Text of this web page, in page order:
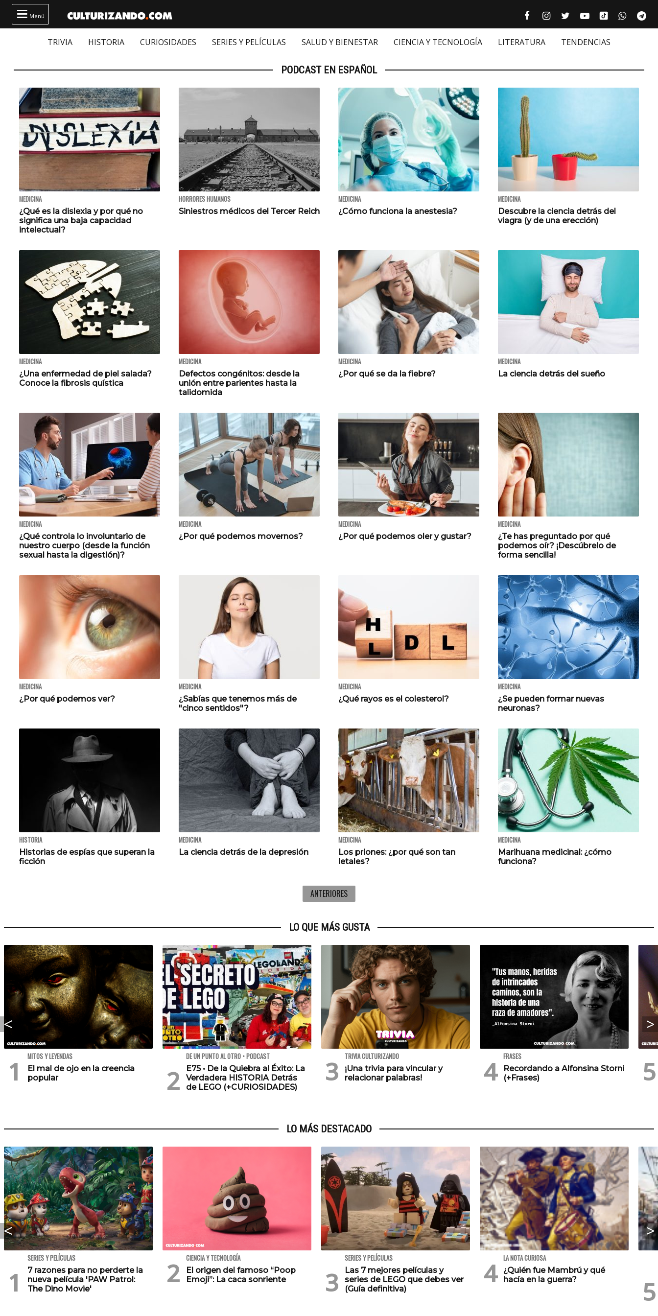
 Menú  Facebook culturizando.com |
 Instagram
 Twitter
 Youtube
Tiktok
 
TRIVIA HISTORIA CURIOSIDADES SERIES Y PELÍCULAS SALUD Y BIENESTAR CIENCIA Y TECNOLOGÍA LITERATURA TENDENCIAS
PODCAST EN ESPAÑOL
MEDICINA
¿Qué es la dislexia y por qué no
significa una baja capacidad
intelectual?
HORRORES HUMANOS
Siniestros médicos del Tercer Reich
MEDICINA
¿Cómo funciona la anestesia?
MEDICINA
Descubre la ciencia detrás del
viagra (y de una erección)
MEDICINA
¿Una enfermedad de piel salada?
Conoce la fibrosis quística
MEDICINA
Defectos congénitos: desde la
unión entre parientes hasta la
talidomida
MEDICINA
¿Por qué se da la fiebre?
MEDICINA
La ciencia detrás del sueño
MEDICINA
¿Qué controla lo involuntario de
nuestro cuerpo (desde la función
sexual hasta la digestión)?
MEDICINA
¿Por qué podemos movernos?
MEDICINA
¿Por qué podemos oler y gustar?
MEDICINA
¿Te has preguntado por qué
podemos oír? ¡Descúbrelo de
forma sencilla!
MEDICINA
¿Por qué podemos ver?
MEDICINA
¿Sabías que tenemos más de
"cinco sentidos"?
MEDICINA
¿Qué rayos es el colesterol?
MEDICINA
¿Se pueden formar nuevas
neuronas?
HISTORIA
Historias de espías que superan la
ficción
MEDICINA
La ciencia detrás de la depresión
MEDICINA
Los priones: ¿por qué son tan
letales?
MEDICINA
Marihuana medicinal: ¿cómo
funciona?
ANTERIORES
LO QUE MÁS GUSTA
MITOS Y LEYENDAS
El mal de ojo en la creencia
popular
DE UN PUNTO AL OTRO • PODCAST
E75 • De la Quiebra al Éxito: La
Verdadera HISTORIA Detrás
de LEGO (+CURIOSIDADES)
TRIVIA CULTURIZANDO
¡Una trivia para vincular y
relacionar palabras!
FRASES
Recordando a Alfonsina Storni
(+Frases)
LO MÁS DESTACADO
SERIES Y PELÍCULAS
7 razones para no perderte la
nueva película 'PAW Patrol:
The Dino Movie'
CIENCIA Y TECNOLOGÍA
El origen del famoso “Poop
Emoji”: La caca sonriente
SERIES Y PELÍCULAS
Las 7 mejores películas y
series de LEGO que debes ver
(Guía definitiva)
LA NOTA CURIOSA
¿Quién fue Mambrú y qué
hacía en la guerra?